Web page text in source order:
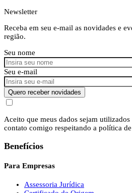
Newsletter
Receba em seu e-mail as novidades e
região.
Seu nome
Seu e-mail
Quero receber novidades
Aceito que meus dados sejam
contato comigo respeitando a política
Benefícios
Para Empresas
Assessoria Jurídica